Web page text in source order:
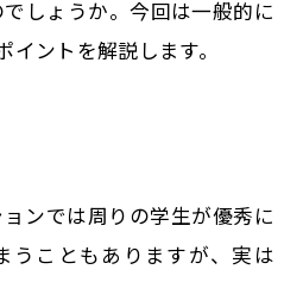
しょうか。今回は一般的に
ントを解説します。
ンでは周りの学生が優秀に
うこともありますが、実は